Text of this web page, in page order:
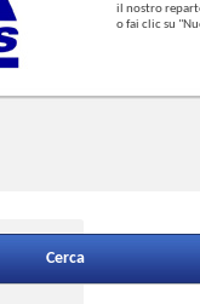
il nostro
o fai clic su
Cerca